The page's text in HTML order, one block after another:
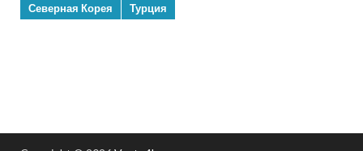
Северная Корея
Турция